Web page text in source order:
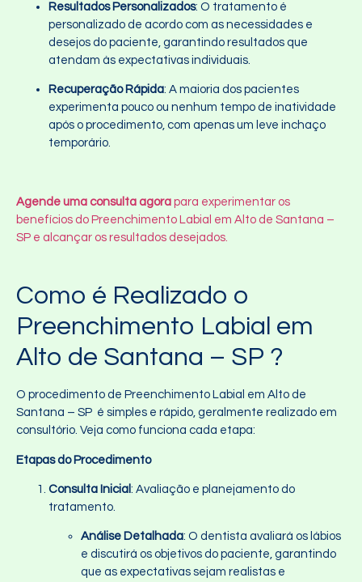
Resultados Personalizados: O tratamento é
personalizado de acordo com as necessidades e
desejos do paciente, garantindo resultados que
atendam às expectativas individuais.
Recuperação Rápida: A maioria dos pacientes
experimenta pouco ou nenhum tempo de inatividade
após o procedimento, com apenas um leve inchaço
temporário.
Agende uma consulta agora para experimentar os
benefícios do Preenchimento Labial em Alto de Santana –
SP e alcançar os resultados desejados.
Como é Realizado o
Preenchimento Labial em
Alto de Santana – SP ?
O procedimento de Preenchimento Labial em Alto de
Santana – SP é simples e rápido, geralmente realizado em
consultório. Veja como funciona cada etapa:
Etapas do Procedimento
Consulta Inicial : Avaliação e planejamento do
tratamento.
Análise Detalhada: O dentista avaliará os lábios
e discutirá os objetivos do paciente, garantindo
que as expectativas sejam realistas e